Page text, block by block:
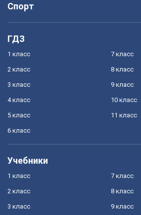
Спорт
ГДЗ
1 класс
2 класс
3 класс
4 класс
5 класс
6 класс
7 класс
8 класс
9 класс
10 класс
11 класс
Учебники
1 класс
2 класс
3 класс
7 класс
8 класс
9 класс